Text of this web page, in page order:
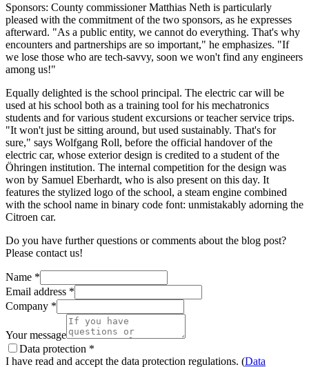
Sponsors: County commissioner Matthias Neth is particularly
pleased with the commitment of the two sponsors, as he expresses
afterward. "As a public entity, we cannot do everything. That's why
encounters and partnerships are so important," he emphasizes. "If
we lose those who are tech-savvy, soon we won't find any engineers
among us!"
Equally delighted is the school principal. The electric car will be
used at his school both as a training tool for his mechatronics
students and for various student excursions or teacher service trips.
"It won't just be sitting around, but used sustainably. That's for
sure," says Wolfgang Roll, before the official handover of the
electric car, whose exterior design is credited to a student of the
Öhringen institution. The internal competition for the design was
won by Samuel Eberhardt, who is also present on this day. It
features the stylized logo of the school, a steam engine combined
with the school name in binary code font: unmistakably adorning the
Citroen car.
Do you have further questions or comments about the blog post?
Please contact us!
Name *
Email address *
Company *
Your message
Data protection *
I have read and accept the data protection regulations. (Data